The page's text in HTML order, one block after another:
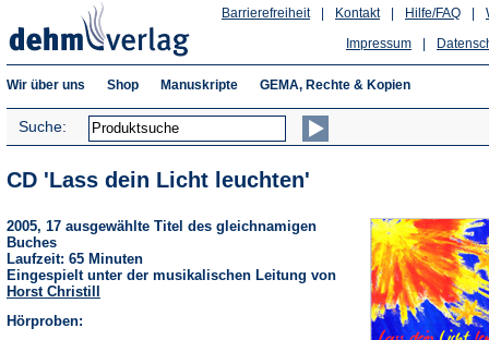
Hilfe/FAQ
Kontakt
Barrierefreiheit
Impressum
Wir über uns Shop Manuskripte GEMA, Rechte & Kopien
Suche:
CD 'Lass dein Licht leuchten'
2005, 17 ausgewählte Titel des gleichnamigen
Buches
Laufzeit: 65 Minuten
Eingespielt unter der musikalischen Leitung von
Horst Christill
Hörproben: